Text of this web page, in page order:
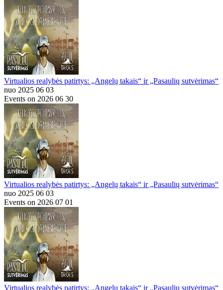
Virtualios realybės patirtys: „Angelų takais“ ir „Pasaulių sutvėrimas“
nuo 2025 06 03
Events on 2026 06 30
Virtualios realybės patirtys: „Angelų takais“ ir „Pasaulių sutvėrimas“
nuo 2025 06 03
Events on 2026 07 01
Virtualios realybės patirtys: „Angelų takais“ ir „Pasaulių sutvėrimas“